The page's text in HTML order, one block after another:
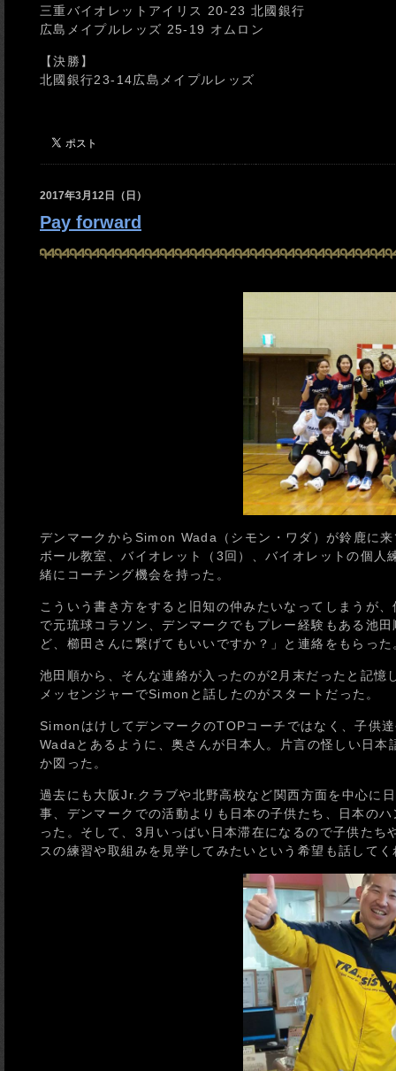
三重バイオレットアイリス 20-23 北國銀行
広島メイプルレッズ 25-19 オムロン
【決勝】
北國銀行23-14広島メイプルレッズ
2017年3月12日（日）
Pay forward
デンマークからSimon Wada（シモン・ワダ）が鈴鹿に
ボール教室、バイオレット（3回）、バイオレットの個
緒にコーチング機会を持った。
こういう書き方をすると旧知の仲みたいなってしまうが
で元琉球コラソン、デンマークでもプレー経験もある池
ど、櫛田さんに繋げてもいいですか？」と連絡をもらった
池田順から、そんな連絡が入ったのが2月末だったと記
メッセンジャーでSimonと話したのがスタートだった。
SimonはけしてデンマークのTOPコーチではなく、子供
Wadaとあるように、奥さんが日本人。片言の怪しい日
か図った。
過去にも大阪Jr.クラブや北野高校など関西方面を中心に
事、デンマークでの活動よりも日本の子供たち、日本の
った。そして、3月いっぱい日本滞在になるので子供た
スの練習や取組みを見学してみたいという希望も話してく